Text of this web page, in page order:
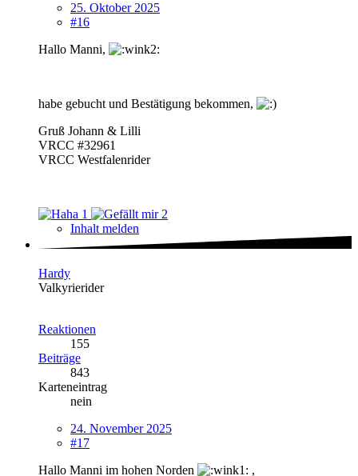
25. Oktober 2025
#16
Hallo Manni,
habe gebucht und Bestätigung bekommen,
Gruß Johann & Lilli
VRCC #32961
VRCC Westfalenrider
1
2
Inhalt melden
Hardy
Valkyrierider
Reaktionen
155
Beiträge
843
Karteneintrag
nein
24. November 2025
#17
Hallo Manni im hohen Norden
,